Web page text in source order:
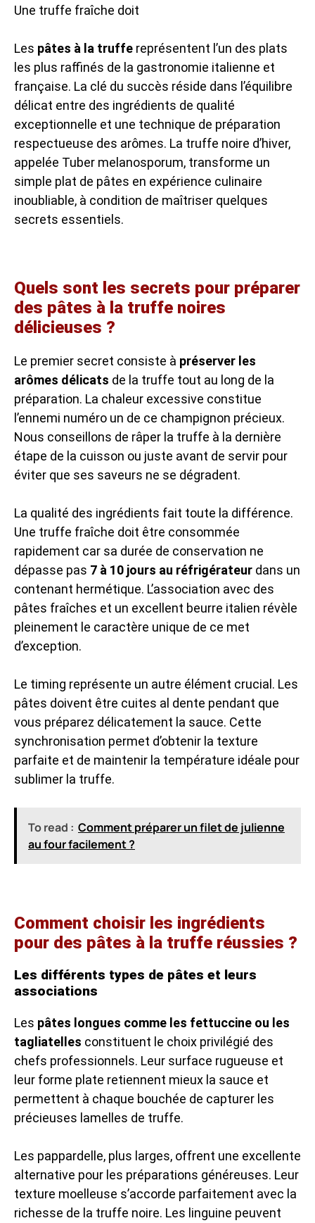
Une truffe fraîche doit
Les pâtes à la truffe représentent l’un des plats
les plus raffinés de la gastronomie italienne et
française. La clé du succès réside dans l’équilibre
délicat entre des ingrédients de qualité
exceptionnelle et une technique de préparation
respectueuse des arômes. La truffe noire d’hiver,
appelée Tuber melanosporum, transforme un
simple plat de pâtes en expérience culinaire
inoubliable, à condition de maîtriser quelques
secrets essentiels.
Quels sont les secrets pour préparer
des pâtes à la truffe noires
délicieuses ?
Le premier secret consiste à préserver les
arômes délicats de la truffe tout au long de la
préparation. La chaleur excessive constitue
l’ennemi numéro un de ce champignon précieux.
Nous conseillons de râper la truffe à la dernière
étape de la cuisson ou juste avant de servir pour
éviter que ses saveurs ne se dégradent.
La qualité des ingrédients fait toute la différence.
Une truffe fraîche doit être consommée
rapidement car sa durée de conservation ne
dépasse pas 7 à 10 jours au réfrigérateur dans un
contenant hermétique. L’association avec des
pâtes fraîches et un excellent beurre italien révèle
pleinement le caractère unique de ce met
d’exception.
Le timing représente un autre élément crucial. Les
pâtes doivent être cuites al dente pendant que
vous préparez délicatement la sauce. Cette
synchronisation permet d’obtenir la texture
parfaite et de maintenir la température idéale pour
sublimer la truffe.
To read : Comment préparer un filet de julienne
au four facilement ?
Comment choisir les ingrédients
pour des pâtes à la truffe réussies ?
Les différents types de pâtes et leurs
associations
Les pâtes longues comme les fettuccine ou les
tagliatelles constituent le choix privilégié des
chefs professionnels. Leur surface rugueuse et
leur forme plate retiennent mieux la sauce et
permettent à chaque bouchée de capturer les
précieuses lamelles de truffe.
Les pappardelle, plus larges, offrent une excellente
alternative pour les préparations généreuses. Leur
texture moelleuse s’accorde parfaitement avec la
richesse de la truffe noire. Les linguine peuvent